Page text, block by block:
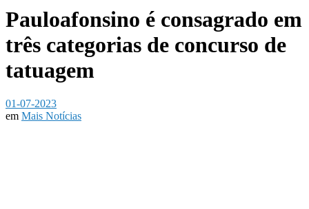
Pauloafonsino é consagrado em
três categorias de concurso de
tatuagem
01-07-2023
em Mais Notícias